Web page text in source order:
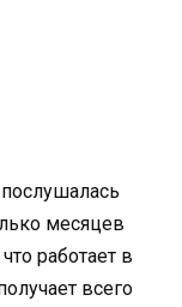
месяцев
работает в
всего